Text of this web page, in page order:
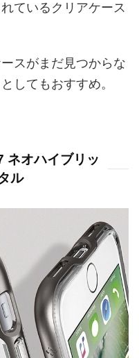
ているクリアケース
スがまだ見つからな
してもおすすめ。
オハイブリッ
ル